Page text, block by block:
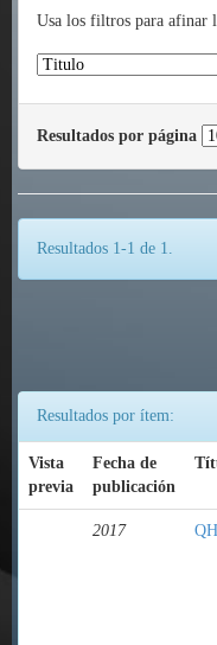
Usa los filtros para afinar
Resultados por página
Resultados 1-1 de 1.
Resultados por ítem:
Vista
previa
Fecha de
publicación
2017